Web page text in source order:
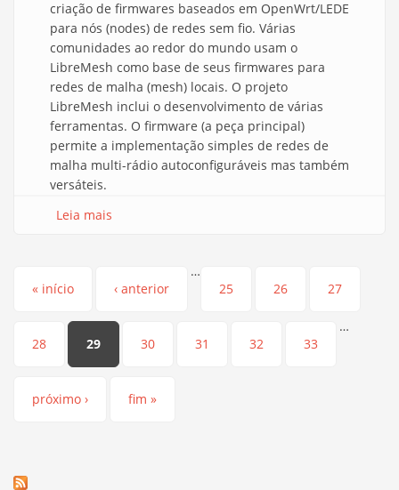
criação de firmwares baseados em OpenWrt/LEDE
para nós (nodes) de redes sem fio. Várias
comunidades ao redor do mundo usam o
LibreMesh como base de seus firmwares para
redes de malha (mesh) locais. O projeto
LibreMesh inclui o desenvolvimento de várias
ferramentas. O firmware (a peça principal)
permite a implementação simples de redes de
malha multi-rádio autoconfiguráveis mas também
versáteis.
Leia mais
Páginas
« início ‹ anterior
…
25
26 27
28 29 30 31 32 33
…
próximo › fim »